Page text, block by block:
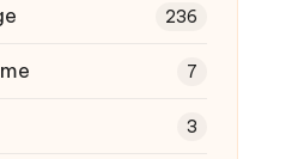
236
7
3